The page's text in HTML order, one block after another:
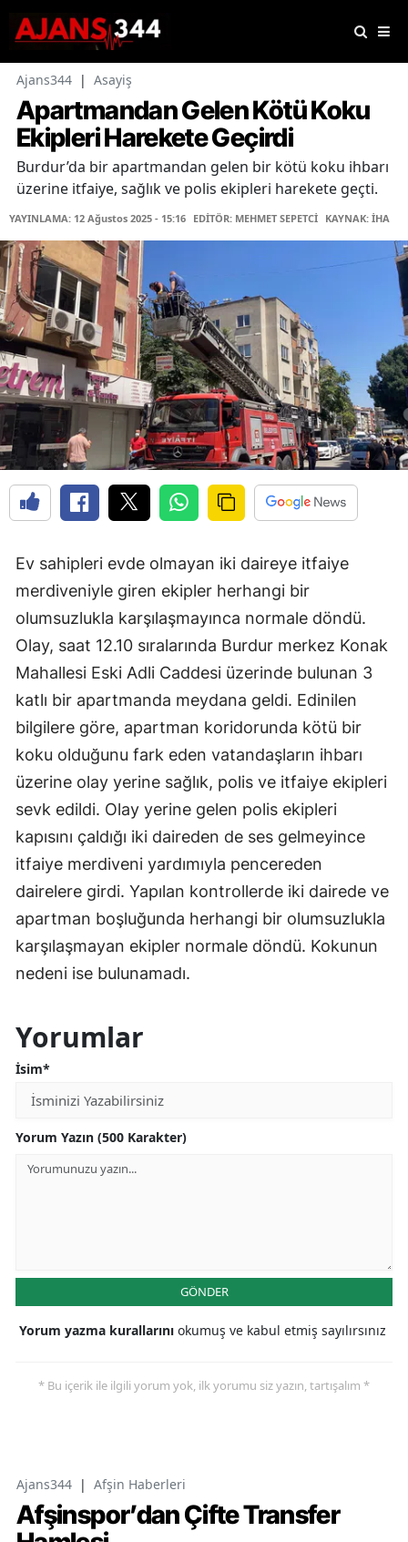
Ajans344 | Asayiş
Apartmandan Gelen Kötü Koku
Ekipleri Harekete Geçirdi
Burdur’da bir apartmandan gelen bir kötü koku ihbarı
üzerine itfaiye, sağlık ve polis ekipleri harekete geçti.
YAYINLAMA: 12 Ağustos 2025 - 15:16 EDİTÖR: MEHMET SEPETCİ KAYNAK: İHA
Ev sahipleri evde olmayan iki daireye itfaiye
merdiveniyle giren ekipler herhangi bir
olumsuzlukla karşılaşmayınca normale döndü.
Olay, saat 12.10 sıralarında Burdur merkez Konak
Mahallesi Eski Adli Caddesi üzerinde bulunan 3
katlı bir apartmanda meydana geldi. Edinilen
bilgilere göre, apartman koridorunda kötü bir
koku olduğunu fark eden vatandaşların ihbarı
üzerine olay yerine sağlık, polis ve itfaiye ekipleri
sevk edildi. Olay yerine gelen polis ekipleri
kapısını çaldığı iki daireden de ses gelmeyince
itfaiye merdiveni yardımıyla pencereden
dairelere girdi. Yapılan kontrollerde iki dairede ve
apartman boşluğunda herhangi bir olumsuzlukla
karşılaşmayan ekipler normale döndü. Kokunun
nedeni ise bulunamadı.
Yorumlar
İsim*
Yorum Yazın (500 Karakter)
GÖNDER
Yorum yazma kurallarını okumuş ve kabul etmiş sayılırsınız
* Bu içerik ile ilgili yorum yok, ilk yorumu siz yazın, tartışalım *
Ajans344 | Afşin Haberleri
Afşinspor’dan Çifte Transfer